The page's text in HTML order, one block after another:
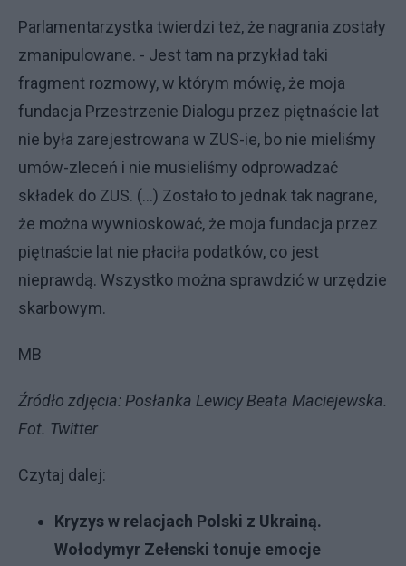
Parlamentarzystka twierdzi też, że nagrania zostały
zmanipulowane. - Jest tam na przykład taki
fragment rozmowy, w którym mówię, że moja
fundacja Przestrzenie Dialogu przez piętnaście lat
nie była zarejestrowana w ZUS-ie, bo nie mieliśmy
umów-zleceń i nie musieliśmy odprowadzać
składek do ZUS. (...) Zostało to jednak tak nagrane,
że można wywnioskować, że moja fundacja przez
piętnaście lat nie płaciła podatków, co jest
nieprawdą. Wszystko można sprawdzić w urzędzie
skarbowym.
MB
Źródło zdjęcia: Posłanka Lewicy Beata Maciejewska.
Fot. Twitter
Czytaj dalej:
Kryzys w relacjach Polski z Ukrainą.
Wołodymyr Zełenski tonuje emocje